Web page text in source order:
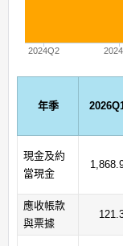
2024Q2
年季
現金及約
當現金
應收帳款
與票據